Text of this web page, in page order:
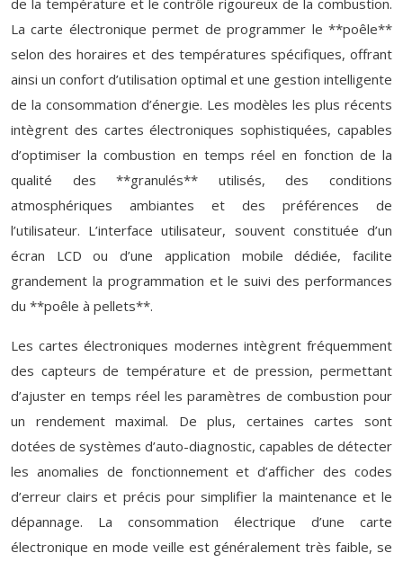
de la température et le contrôle rigoureux de la combustion.
La carte électronique permet de programmer le **poêle**
selon des horaires et des températures spécifiques, offrant
ainsi un confort d’utilisation optimal et une gestion intelligente
de la consommation d’énergie. Les modèles les plus récents
intègrent des cartes électroniques sophistiquées, capables
d’optimiser la combustion en temps réel en fonction de la
qualité des **granulés** utilisés, des conditions
atmosphériques ambiantes et des préférences de
l’utilisateur. L’interface utilisateur, souvent constituée d’un
écran LCD ou d’une application mobile dédiée, facilite
grandement la programmation et le suivi des performances
du **poêle à pellets**.
Les cartes électroniques modernes intègrent fréquemment
des capteurs de température et de pression, permettant
d’ajuster en temps réel les paramètres de combustion pour
un rendement maximal. De plus, certaines cartes sont
dotées de systèmes d’auto-diagnostic, capables de détecter
les anomalies de fonctionnement et d’afficher des codes
d’erreur clairs et précis pour simplifier la maintenance et le
dépannage. La consommation électrique d’une carte
électronique en mode veille est généralement très faible, se